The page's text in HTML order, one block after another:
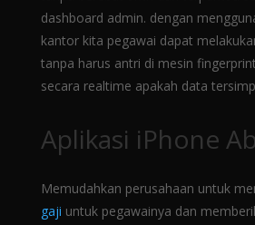
dashboard admin. dengan
kantor kita pegawai dapat
tanpa harus antri di mesin
secara realtime apakah data
Aplikasi iPhone
Memudahkan perusahaan untuk
gaji untuk pegawainya dan